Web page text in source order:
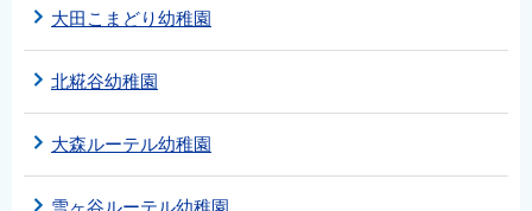
大田こまどり幼稚園
北糀谷幼稚園
大森ルーテル幼稚園